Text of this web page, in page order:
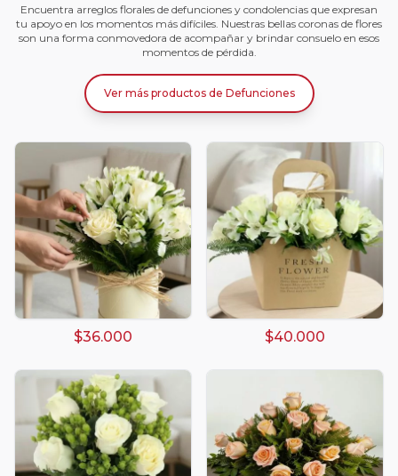
Encuentra arreglos florales de defunciones y condolencias que expresan
tu apoyo en los momentos más difíciles. Nuestras bellas coronas de flores
son una forma conmovedora de acompañar y brindar consuelo en esos
momentos de pérdida.
Ver más productos de Defunciones
$36.000 $40.000
Arreglos damasco
Arreglos de Globos
Arreglos Florales